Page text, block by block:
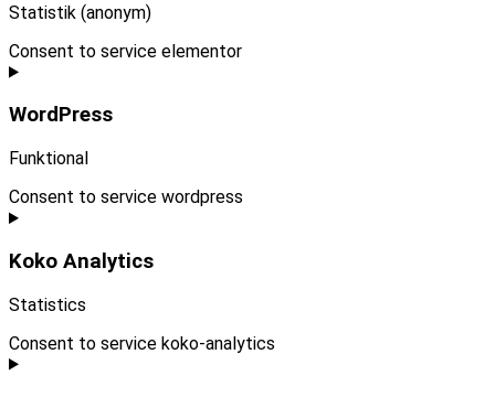
Statistik (anonym)
Consent to service elementor
WordPress
Funktional
Consent to service wordpress
Koko Analytics
Statistics
Consent to service koko-analytics